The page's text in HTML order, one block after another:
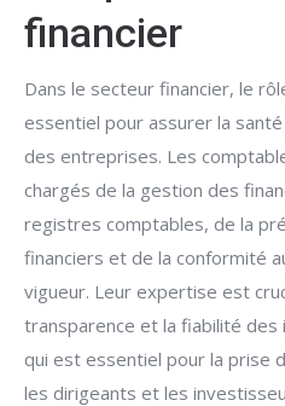
financier
Dans le secteur financier, le
essentiel pour assurer la
des entreprises. Les
chargés de la gestion des
registres comptables, de la
financiers et de la conformité
vigueur. Leur expertise est
transparence et la fiabilité des
qui est essentiel pour la prise
les dirigeants et les